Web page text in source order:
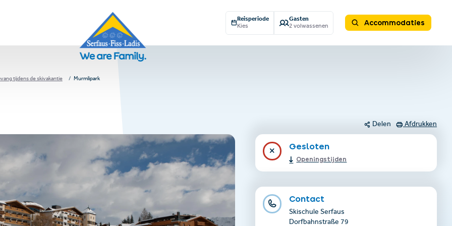
Reisperiode
Kies
Gasten
2 volwassenen
Accommodaties
tijdens de skivakantie Murmlipark
Delen Afdrukken
Gesloten
Openingstijden
Contact
Skischule Serfaus
Dorfbahnstraße 79